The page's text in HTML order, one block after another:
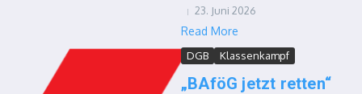
23. Juni 2026
Read More
DGB Klassenkampf
„BAföG jetzt retten“